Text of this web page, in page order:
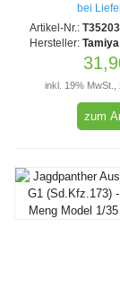
bei
Artikel-Nr.:T35203
Hersteller:Tamiya
inkl. 19% MwSt.,
zum